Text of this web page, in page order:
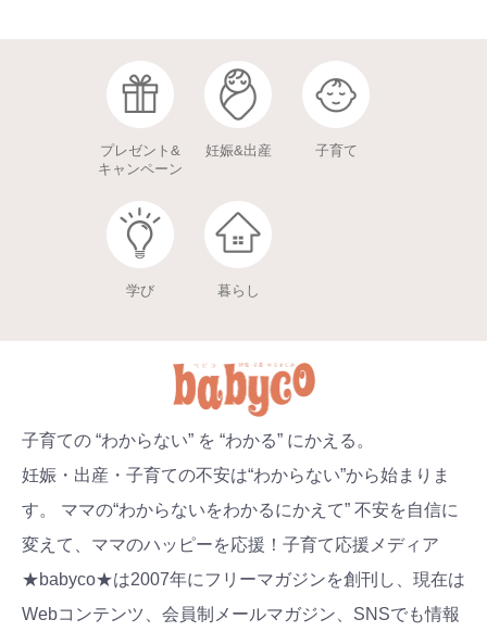
プレゼント&
キャンペーン
妊娠&出産 子育て
学び 暮らし
子育ての “わからない” を “わかる” にかえる。
妊娠・出産・子育ての不安は“わからない”から始まりま
す。 ママの“わからないをわかるにかえて” 不安を自信に
変えて、ママのハッピーを応援！子育て応援メディア
★babyco★は2007年にフリーマガジンを創刊し、現在は
Webコンテンツ、会員制メールマガジン、SNSでも情報